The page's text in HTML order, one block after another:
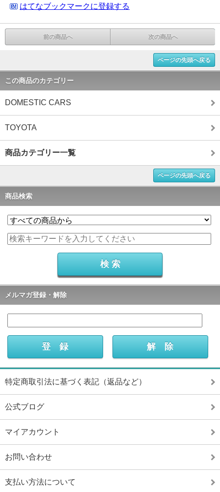
はてなブックマークに登録する
前の商品へ 次の商品へ
ページの先頭へ戻る
この商品のカテゴリー
DOMESTIC CARS
TOYOTA
商品カテゴリー一覧
ページの先頭へ戻る
商品検索
メルマガ登録・解除
特定商取引法に基づく表記（返品など）
公式ブログ
マイアカウント
お問い合わせ
支払い方法について